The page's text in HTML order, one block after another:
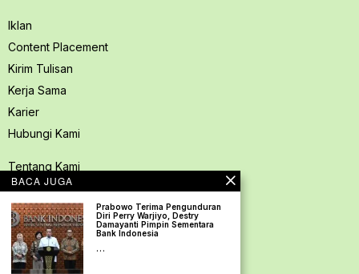
Iklan
Content Placement
Kirim Tulisan
Kerja Sama
Karier
Hubungi Kami
Tentang Kami
Redaksi PerspektifSpace
Kode Etik Jurnalistik
Pedoman Media Siber
Kebijakan Privasi
BACA JUGA
Prabowo Terima Pengunduran
Diri Perry Warjiyo, Destry
Damayanti Pimpin Sementara
Bank Indonesia
…